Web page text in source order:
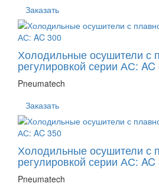
Заказать
Холодильные осушители с
регулировкой серии АС: AC
Pneumatech
Заказать
Холодильные осушители с
регулировкой серии АС: AC
Pneumatech